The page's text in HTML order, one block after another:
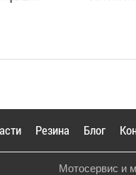
Резина Блог
Мотосервис и